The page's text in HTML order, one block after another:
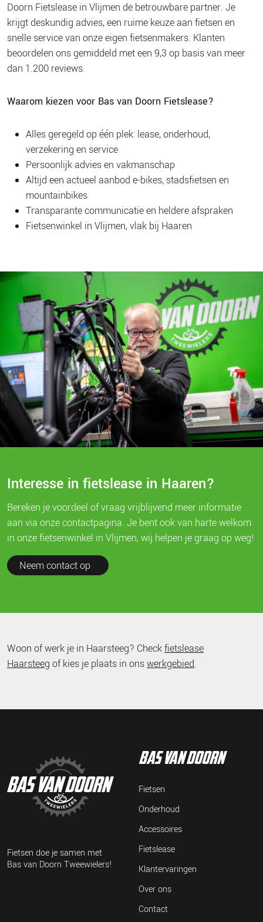
Doorn Fietslease in Vlijmen de betrouwbare partner. Je
krijgt deskundig advies, een ruime keuze aan fietsen en
snelle service van onze eigen fietsenmakers. Klanten
beoordelen ons gemiddeld met een 9,3 op basis van meer
dan 1.200 reviews.
Waarom kiezen voor Bas van Doorn Fietslease?
Alles geregeld op één plek: lease, onderhoud,
verzekering en service
Persoonlijk advies en vakmanschap
Altijd een actueel aanbod e-bikes, stadsfietsen en
mountainbikes
Transparante communicatie en heldere afspraken
Fietsenwinkel in Vlijmen, vlak bij Haaren
Interesse in fietslease in Haaren?
Bereken je voordeel of vraag vrijblijvend meer informatie
aan via onze contactpagina. Je bent ook van harte welkom
in onze fietsenwinkel in Vlijmen, wij helpen je graag op weg!
Neem contact op
Woon of werk je in Haarsteeg? Checkfietslease
Haarsteeg of kies je plaats in onswerkgebied.
Fietsen doe je samen met
Bas van Doorn Tweewielers!
bas van doorn
Fietsen
Onderhoud
Accessoires
Fietslease
Klantervaringen
Over ons
Contact